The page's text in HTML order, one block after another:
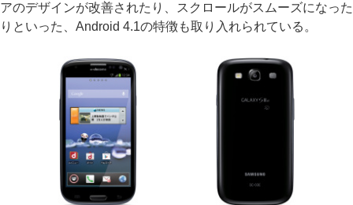
アのデザインが改善されたり、スクロールがスムーズになった
りといった、Android 4.1の特徴も取り入れられている。